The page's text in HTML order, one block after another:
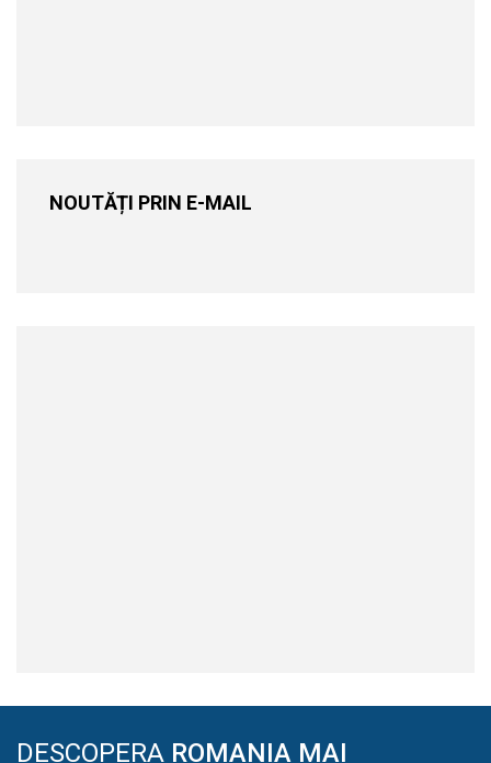
NOUTĂȚI PRIN E-MAIL
DESCOPERA ROMANIA MAI